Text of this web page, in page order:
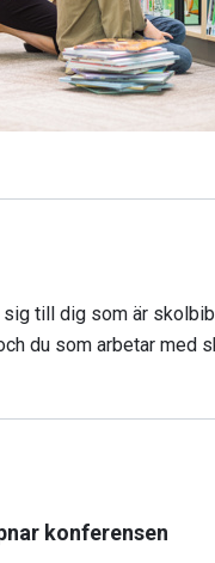
sig till dig som är
du som arbetar med
konferensen